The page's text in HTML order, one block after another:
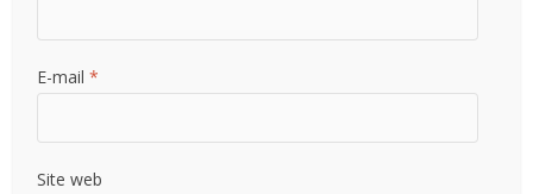
E-mail*
Site web